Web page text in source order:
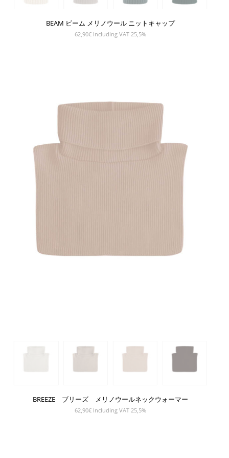
BEAM ビーム メリノウール ニットキャップ
62,90€ Including VAT 25,5%
BREEZE ブリーズ メリノウールネックウォーマー
62,90€ Including VAT 25,5%